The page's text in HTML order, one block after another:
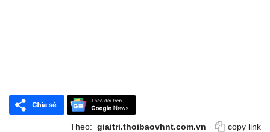
Theo: giaitri.thoibaovhnt.com.vn copy link